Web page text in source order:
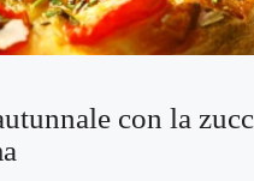
con la